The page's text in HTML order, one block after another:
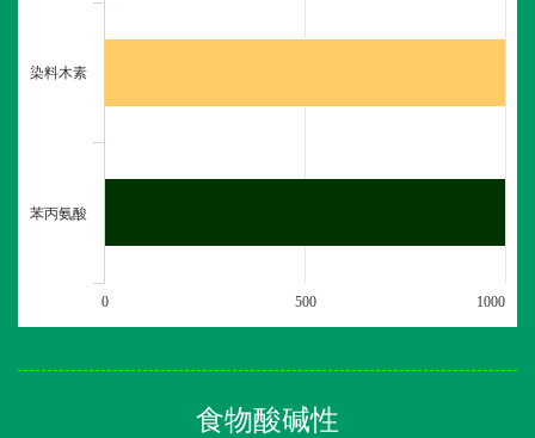
染料木素
苯丙氨酸
0 500 1000
食物酸碱性